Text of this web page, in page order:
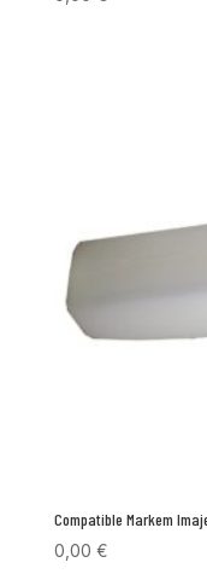
Compatible Markem
0,00 €